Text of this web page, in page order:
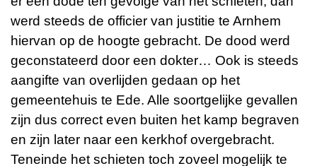
werd steeds de officier van justitie te Arnhem
hiervan op de hoogte gebracht. De dood werd
geconstateerd door een dokter… Ook is steeds
aangifte van overlijden gedaan op het
gemeentehuis te Ede. Alle soortgelijke gevallen
zijn dus correct even buiten het kamp begraven
en zijn later naar een kerkhof overgebracht.
Teneinde het schieten toch zoveel mogelijk te